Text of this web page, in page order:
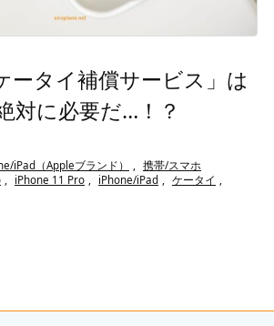
ータイ補償サービス」は
対に必要だ…！？
iPad（Appleブランド）
携帯/スマホ
iPhone 11 Pro iPhone/iPad ケータイ